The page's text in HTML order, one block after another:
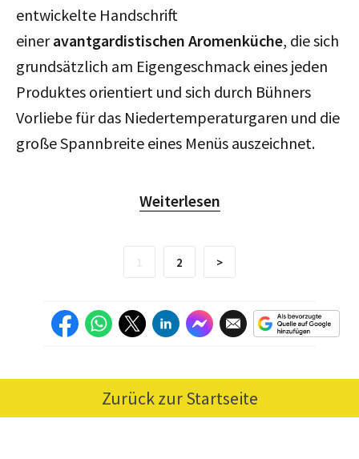
entwickelte Handschrift
eineravantgardistischen Aromenküche, die sich
grundsätzlich am Eigengeschmack eines jeden
Produktes orientiert und sich durch Bühners
Vorliebe für das Niedertemperaturgaren und die
große Spannbreite eines Menüs auszeichnet.
Weiterlesen
2 >
Zurück zur Startseite